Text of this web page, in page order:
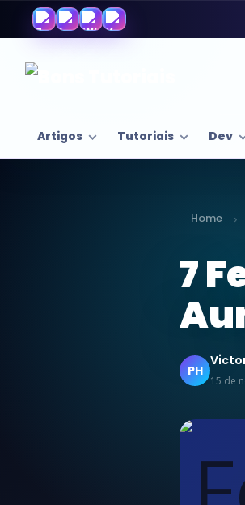
Artigos Tutoriais Dev
Home ›
7
PH
15 de